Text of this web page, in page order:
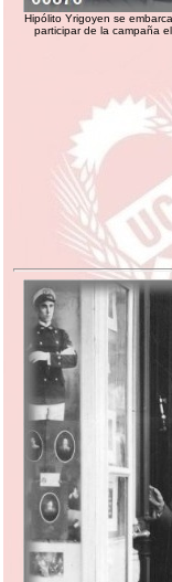
Hipólito Yrigoyen se
participar de la campaña